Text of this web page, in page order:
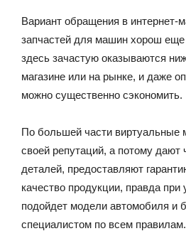
Вариант обращения в интернет-
запчастей для машин хорош
здесь зачастую оказываются
магазине или на рынке, и даже
можно существенно сэкономить.
По большей части виртуальные
своей репутаций, а потому дают
деталей, предоставляют
качество продукции, правда при
подойдет модели автомобиля и
специалистом по всем